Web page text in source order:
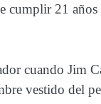
21
cuando Jim
vestido del